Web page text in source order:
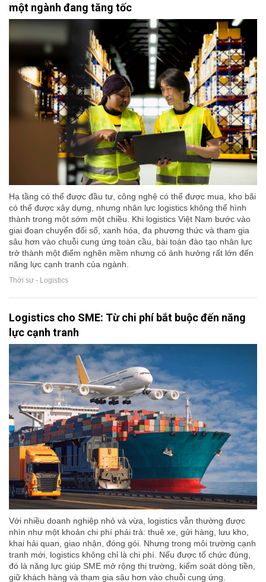
một ngành đang tăng tốc
Hạ tầng có thể được đầu tư, công nghệ có thể được mua, kho bãi
có thể được xây dựng, nhưng nhân lực logistics không thể hình
thành trong một sớm một chiều. Khi logistics Việt Nam bước vào
giai đoạn chuyển đổi số, xanh hóa, đa phương thức và tham gia
sâu hơn vào chuỗi cung ứng toàn cầu, bài toán đào tạo nhân lực
trở thành một điểm nghẽn mềm nhưng có ảnh hưởng rất lớn đến
năng lực cạnh tranh của ngành.
Thời sự - Logistics
Logistics cho SME: Từ chi phí bắt buộc đến năng
lực cạnh tranh
Với nhiều doanh nghiệp nhỏ và vừa, logistics vẫn thường được
nhìn như một khoản chi phí phải trả: thuê xe, gửi hàng, lưu kho,
khai hải quan, giao nhận, đóng gói. Nhưng trong môi trường cạnh
tranh mới, logistics không chỉ là chi phí. Nếu được tổ chức đúng,
đó là năng lực giúp SME mở rộng thị trường, kiểm soát dòng tiền,
giữ khách hàng và tham gia sâu hơn vào chuỗi cung ứng.